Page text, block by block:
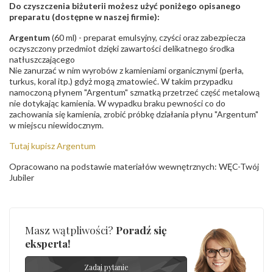
Do czyszczenia biżuterii możesz użyć poniżego opisanego
preparatu (dostępne w naszej firmie):
Argentum(60 ml) - preparat emulsyjny, czyści oraz zabezpiecza
oczyszczony przedmiot dzięki zawartości delikatnego środka
natłuszczającego
Nie zanurzać w nim wyrobów z kamieniami organicznymi (perła,
turkus, koral itp.) gdyż mogą zmatowieć. W takim przypadku
namoczoną płynem "Argentum" szmatką przetrzeć część metalową
nie dotykając kamienia. W wypadku braku pewności co do
zachowania się kamienia, zrobić próbkę działania płynu "Argentum"
w miejscu niewidocznym.
Tutaj kupisz Argentum
Opracowano na podstawie materiałów wewnętrznych: WĘC-Twój
Jubiler
Masz wątpliwości? Poradź się
eksperta!
Zadaj pytanie